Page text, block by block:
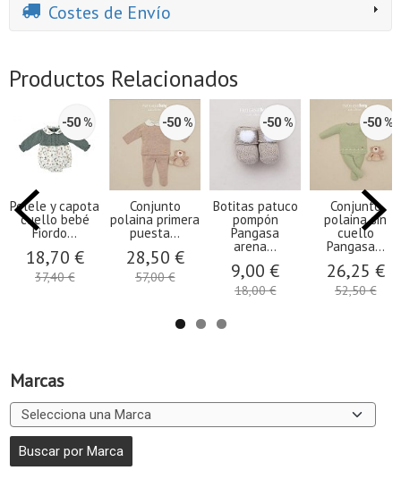
Marcas
Costes de Envío
Productos Relacionados
-50 %
Pelele y capota
cuello bebé
Fiordo...
18,70 €
37,40 €
-50 %
Conjunto
polaina primera
puesta...
28,50 €
57,00 €
-50 %
Botitas patuco
pompón
Pangasa
arena...
9,00 €
18,00 €
-50 %
Conjunto
polaina sin
cuello
Pangasa...
26,25 €
52,50 €